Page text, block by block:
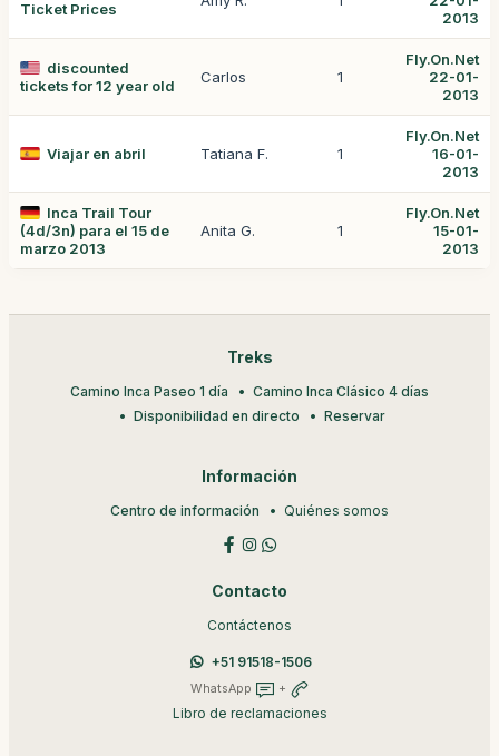
Ticket Prices
2013
discounted
tickets for 12 year old
Carlos 1
Fly.On.Net
22-01-
2013
Viajar en abril Tatiana F. 1
Fly.On.Net
16-01-
2013
Inca Trail Tour
(4d/3n) para el 15 de
marzo 2013
Anita G. 1
Fly.On.Net
15-01-
2013
Treks
Camino Inca Paseo 1 día
Camino Inca Clásico 4 días
Disponibilidad en directo
Reservar
Información
Centro de información Quiénes somos
Contacto
Contáctenos
+51 91518-1506
WhatsApp +
Libro de reclamaciones